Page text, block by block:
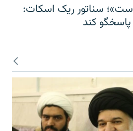
سناتور ریک اسکات:
پاسخگو کند